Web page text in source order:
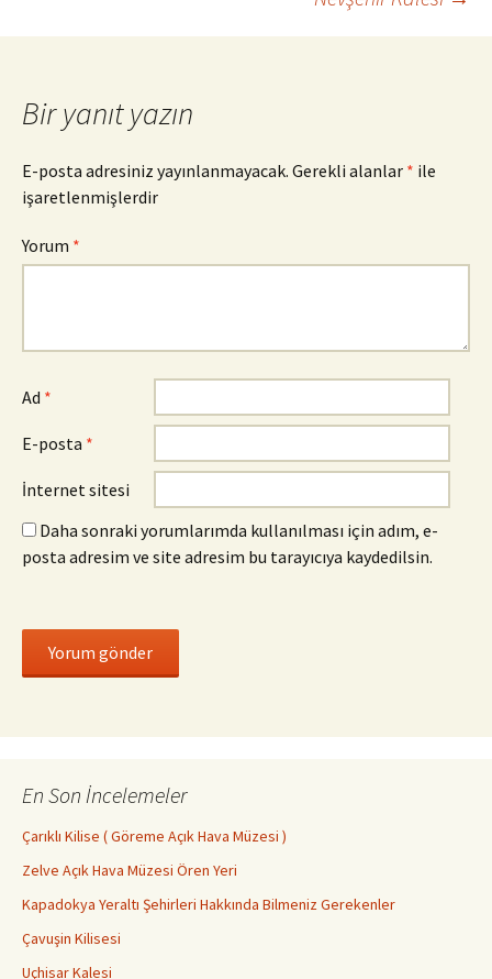
Bir yanıt yazın
E-posta adresiniz yayınlanmayacak. Gerekli alanlar * ile
işaretlenmişlerdir
Yorum *
Ad *
E-posta *
İnternet sitesi
Daha sonraki yorumlarımda kullanılması için adım, e-
posta adresim ve site adresim bu tarayıcıya kaydedilsin.
En Son İncelemeler
Çarıklı Kilise ( Göreme Açık Hava Müzesi )
Zelve Açık Hava Müzesi Ören Yeri
Kapadokya Yeraltı Şehirleri Hakkında Bilmeniz Gerekenler
Çavuşin Kilisesi
Uçhisar Kalesi